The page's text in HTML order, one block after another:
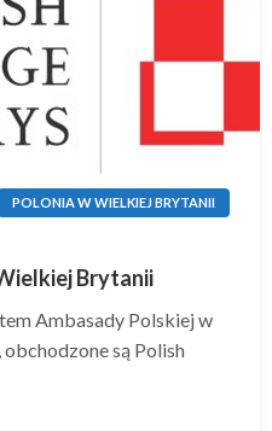
POLONIA W WIELKIEJ BRYTANII
Brytanii
Ambasady Polskiej w
są Polish